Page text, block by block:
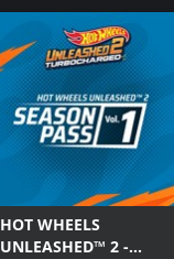
HOT WHEELS
UNLEASHED™ 2 -